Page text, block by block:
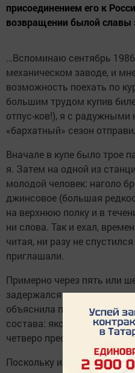
присоединением его к
возвращении былой славы
…Вспоминаю сентябрь
механическом заводе, и
возможность поехать по
большим трудом купив
отпус-ков!), я с
«бархатный» сезон
Вначале в купе было трое
я. Затем на одной из
молодой человек: наголо
джинсовое (большая
на верхнюю полку и в
ни слова. Так и ехал,
читая, ни разу не
приглашали.
Примерно через пять или
задержался на каком-то
объяснила проводница,
состава: якобы накануне
четверо преступников.
Поскольку из-за этой